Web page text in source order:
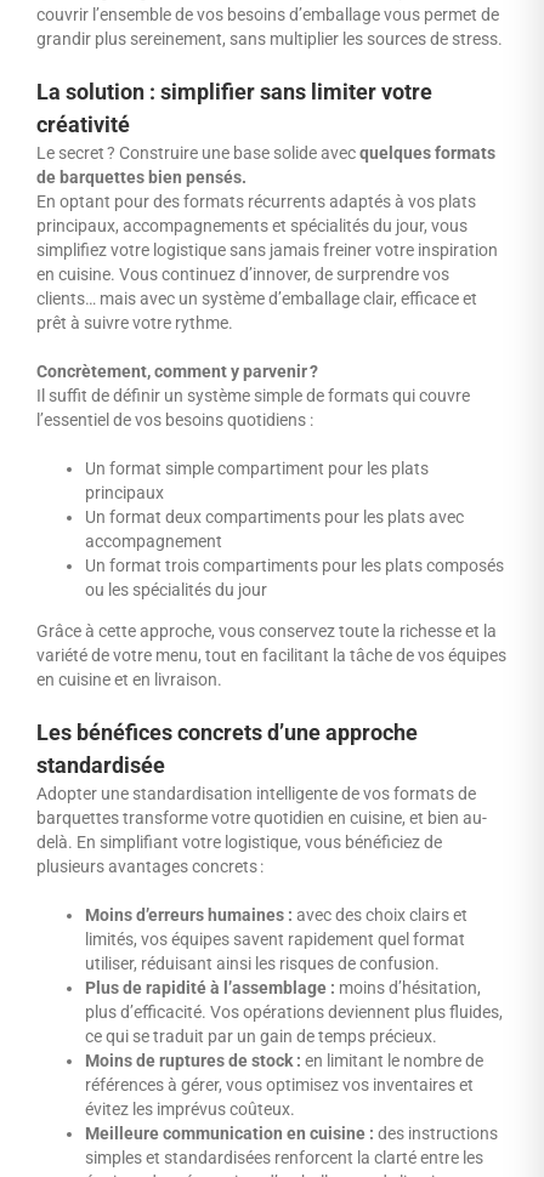
couvrir l’ensemble de vos besoins d’emballage vous permet de
grandir plus sereinement, sans multiplier les sources de stress.
La solution : simplifier sans limiter votre
créativité
Le secret ? Construire une base solide avecquelques formats
de barquettes bien pensés.
En optant pour des formats récurrents adaptés à vos plats
principaux, accompagnements et spécialités du jour, vous
simplifiez votre logistique sans jamais freiner votre inspiration
en cuisine. Vous continuez d’innover, de surprendre vos
clients… mais avec un système d’emballage clair, efficace et
prêt à suivre votre rythme.
Concrètement, comment y parvenir ?
Il suffit de définir un système simple de formats qui couvre
l’essentiel de vos besoins quotidiens :
Un format simple compartiment pour les plats
principaux
Un format deux compartiments pour les plats avec
accompagnement
Un format trois compartiments pour les plats composés
ou les spécialités du jour
Grâce à cette approche, vous conservez toute la richesse et la
variété de votre menu, tout en facilitant la tâche de vos équipes
en cuisine et en livraison.
Les bénéfices concrets d’une approche
standardisée
Adopter une standardisation intelligente de vos formats de
barquettes transforme votre quotidien en cuisine, et bien au-
delà. En simplifiant votre logistique, vous bénéficiez de
plusieurs avantages concrets :
Moins d’erreurs humaines : avec des choix clairs et
limités, vos équipes savent rapidement quel format
utiliser, réduisant ainsi les risques de confusion.
Plus de rapidité à l’assemblage : moins d’hésitation,
plus d’efficacité. Vos opérations deviennent plus fluides,
ce qui se traduit par un gain de temps précieux.
Moins de ruptures de stock : en limitant le nombre de
références à gérer, vous optimisez vos inventaires et
évitez les imprévus coûteux.
Meilleure communication en cuisine : des instructions
simples et standardisées renforcent la clarté entre les